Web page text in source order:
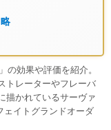
の効果や評価を紹介。
トレーターやフレーバ
描かれているサーヴァ
ェイトグランドオーダ